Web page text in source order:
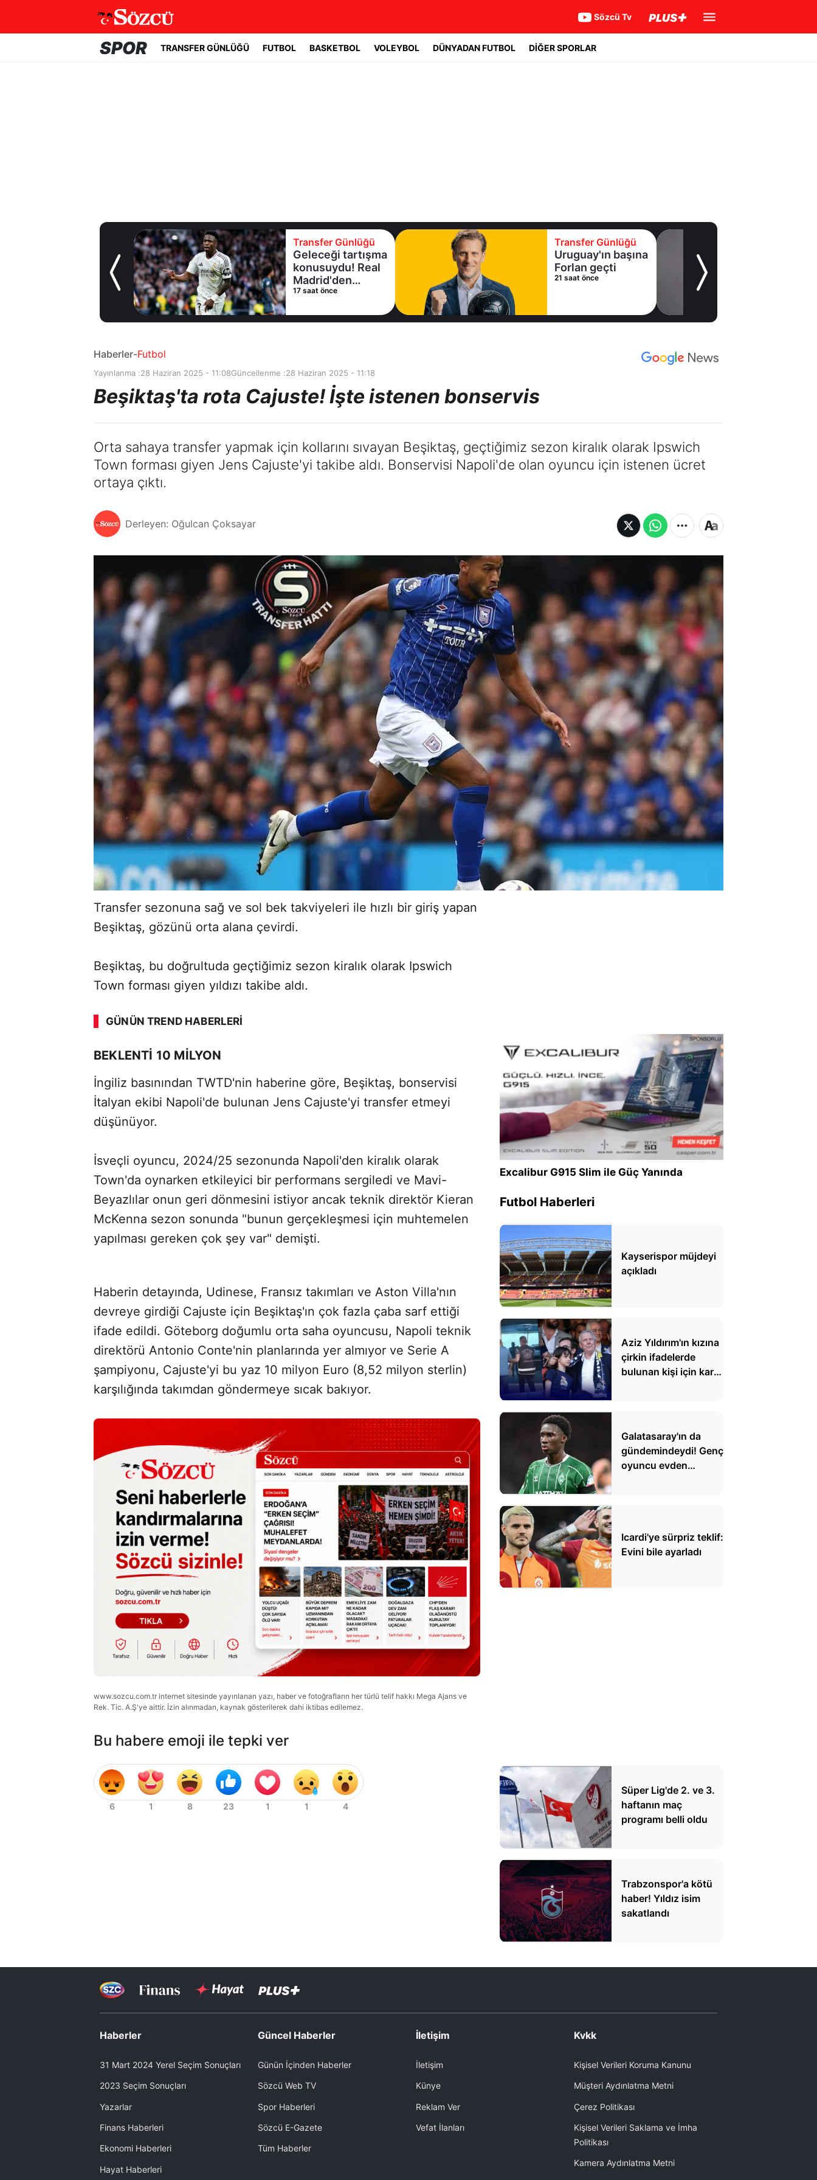
Sözcü Tv
SPOR TRANSFER GÜNLÜĞÜ FUTBOL BASKETBOL VOLEYBOL DÜNYADAN FUTBOL DİĞER SPORLAR
sürpriz orta saha
Transfer Günlüğü
Geleceği tartışma
konusuydu! Real
Madrid'den
Vinicius Junior
17 saat önce
Transfer Günlüğü
Uruguay'ın başına
Forlan geçti
21 saat önce
Haberler-Futbol
Yayınlanma :28 Haziran 2025 - 11:08Güncellenme :28 Haziran 2025 - 11:18
Beşiktaş'ta rota Cajuste! İşte istenen bonservis
Orta sahaya transfer yapmak için kollarını sıvayan Beşiktaş, geçtiğimiz sezon kiralık olarak Ipswich
Town forması giyen Jens Cajuste'yi takibe aldı. Bonservisi Napoli'de olan oyuncu için istenen ücret
ortaya çıktı.
Derleyen: Oğulcan Çoksayar
Transfer sezonuna sağ ve sol bek takviyeleri ile hızlı bir giriş yapan
Beşiktaş, gözünü orta alana çevirdi.
Beşiktaş, bu doğrultuda geçtiğimiz sezon kiralık olarak Ipswich
Town forması giyen yıldızı takibe aldı.
GÜNÜN TREND HABERLERI
00:02 / 08:15
BEKLENTİ 10 MİLYON
İngiliz basınından TWTD'nin haberine göre, Beşiktaş, bonservisi
İtalyan ekibi Napoli'de bulunan Jens Cajuste'yi transfer etmeyi
düşünüyor.
İsveçli oyuncu, 2024/25 sezonunda Napoli'den kiralık olarak
Town'da oynarken etkileyici bir performans sergiledi ve Mavi-
Beyazlılar onun geri dönmesini istiyor ancak teknik direktör Kieran
McKenna sezon sonunda "bunun gerçekleşmesi için muhtemelen
yapılması gereken çok şey var" demişti.
Haberin detayında, Udinese, Fransız takımları ve Aston Villa'nın
devreye girdiği Cajuste için Beşiktaş'ın çok fazla çaba sarf ettiği
ifade edildi. Göteborg doğumlu orta saha oyuncusu, Napoli teknik
direktörü Antonio Conte'nin planlarında yer almıyor ve Serie A
şampiyonu, Cajuste'yi bu yaz 10 milyon Euro (8,52 milyon sterlin)
karşılığında takımdan göndermeye sıcak bakıyor.
www.sozcu.com.tr internet sitesinde yayınlanan yazı, haber ve fotoğrafların her türlü telif hakkı Mega Ajans ve
Rek. Tic. A.Ş'ye aittir. İzin alınmadan, kaynak gösterilerek dahi iktibas edilemez.
Bu habere emoji ile tepki ver
Excalibur G915 Slim ile Güç Yanında
Futbol Haberleri
Kayserispor müjdeyi
açıkladı
Aziz Yıldırım'ın kızına
çirkin ifadelerde
bulunan kişi için karar
Galatasaray'ın da
gündemindeydi! Genç
oyuncu evden
Icardi'ye sürpriz teklif:
Evini bile ayarladı
Süper Lig'de 2. ve 3.
haftanın maç
programı belli oldu
Trabzonspor'a kötü
haber! Yıldız isim
sakatlandı
Haberler
31 Mart 2024 Yerel Seçim Sonuçları
2023 Seçim Sonuçları
Yazarlar
Finans Haberleri
Ekonomi Haberleri
Hayat Haberleri
Güncel Haberler
Günün İçinden Haberler
Sözcü Web TV
Spor Haberleri
Sözcü E-Gazete
Tüm Haberler
İletişim
İletişim
Künye
Reklam Ver
Vefat İlanları
Kvkk
Kişisel Verileri Koruma Kanunu
Müşteri Aydınlatma Metni
Çerez Politikası
Kişisel Verileri Saklama ve İmha
Politikası
Kamera Aydınlatma Metni